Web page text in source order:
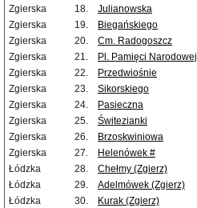
Zgierska
18. Julianowska
Zgierska
19. Biegańskiego
Zgierska
20. Cm. Radogoszcz
Zgierska
21. Pl. Pamięci Narodowej
Zgierska
22. Przedwiośnie
Zgierska
23. Sikorskiego
Zgierska
24. Pasieczna
Zgierska
25. Świtezianki
Zgierska
26. Brzoskwiniowa
Zgierska
27. Helenówek #
Łódzka
28.
Chełmy (Zgierz)
Łódzka
29.
Adelmówek (Zgierz)
Łódzka
30.
Kurak (Zgierz)